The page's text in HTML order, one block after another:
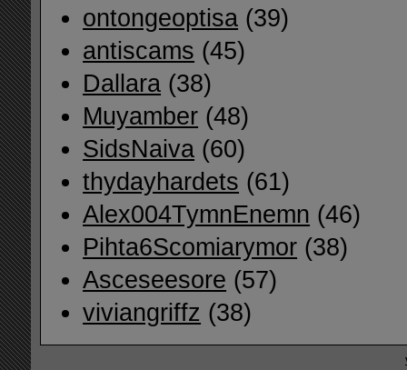
ontongeoptisa (39)
antiscams (45)
Dallara (38)
Muyamber (48)
SidsNaiva (60)
thydayhardets (61)
Alex004TymnEnemn (46)
Pihta6Scomiarymor (38)
Asceseesore (57)
viviangriffz (38)